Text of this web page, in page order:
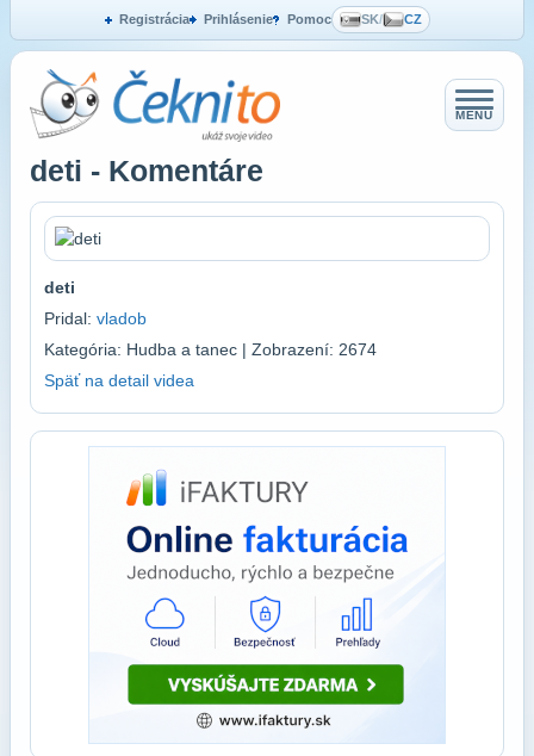
Registrácia Prihlásenie Pomoc SK/ CZ
MENU
deti - Komentáre
deti
Pridal: vladob
Kategória: Hudba a tanec | Zobrazení: 2674
Späť na detail videa